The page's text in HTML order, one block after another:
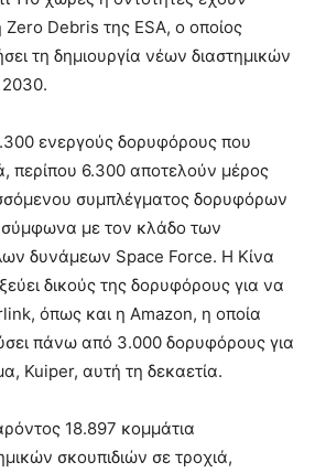
Zero Debris της ESA, ο οποίος
τη δημιουργία νέων διαστημικών
2030.
ενεργούς δορυφόρους που
περίπου 6.300 αποτελούν μέρος
συμπλέγματος δορυφόρων
με τον κλάδο των
δυνάμεων Space Force. Η Κίνα
δικούς της δορυφόρους για να
όπως και η Amazon, η οποία
πάνω από 3.000 δορυφόρους για
Kuiper, αυτή τη δεκαετία.
18.897 κομμάτια
σκουπιδιών σε τροχιά,